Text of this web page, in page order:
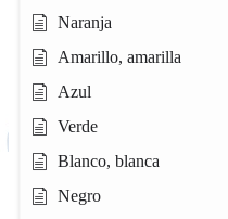
Naranja
Amarillo, amarilla
Azul
Verde
Blanco, blanca
Negro